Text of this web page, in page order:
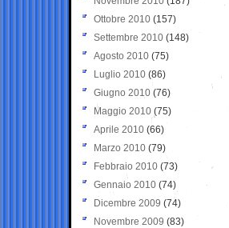
Ottobre 2010 (157)
Settembre 2010 (148)
Agosto 2010 (75)
Luglio 2010 (86)
Giugno 2010 (76)
Maggio 2010 (75)
Aprile 2010 (66)
Marzo 2010 (79)
Febbraio 2010 (73)
Gennaio 2010 (74)
Dicembre 2009 (74)
Novembre 2009 (83)